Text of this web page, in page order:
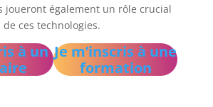
joueront également un rôle crucial
de ces technologies.
à un Je m’inscris à une
formation